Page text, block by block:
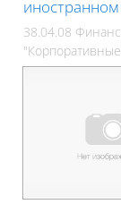
38.04.08